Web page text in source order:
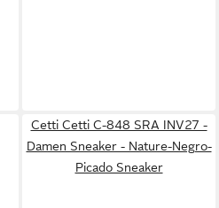
Cetti Cetti C-848 SRA INV27 -
Damen Sneaker - Nature-Negro-
Picado Sneaker